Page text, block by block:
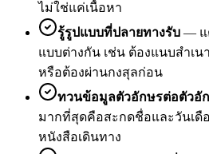
ไม่ใช่แค่เนื้อหา
รู้รูปแบบที่ปลายทางรับ —
แบบต่างกัน เช่น ต้องแนบสำเ
หรือต้องผ่านกงสุลก่อน
ทวนข้อมูลตัวอักษรต่อตัวอั
มากที่สุดคือสะกดชื่อและวันเดื
หนังสือเดินทาง